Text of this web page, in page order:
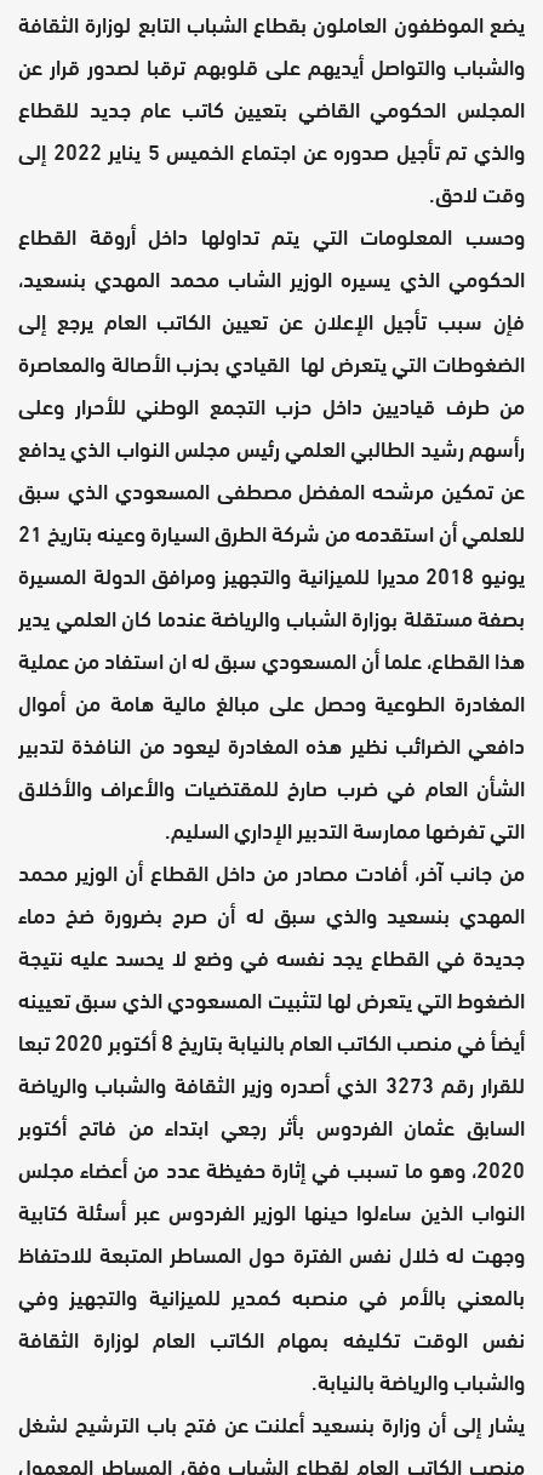
يضع الموظفون العاملون بقطاع الشباب التابع لوزارة الثقافة
والشباب والتواصل أيديهم على قلوبهم ترقبا لصدور قرار عن
المجلس الحكومي القاضي بتعيين كاتب عام جديد للقطاع
والذي تم تأجيل صدوره عن اجتماع الخميس 5 يناير 2022 إلى
وقت لاحق.
وحسب المعلومات التي يتم تداولها داخل أروقة القطاع
الحكومي الذي يسيره الوزير الشاب محمد المهدي بنسعيد،
فإن سبب تأجيل الإعلان عن تعيين الكاتب العام يرجع إلى
الضغوطات التي يتعرض لها القيادي بحزب الأصالة والمعاصرة
من طرف قياديين داخل حزب التجمع الوطني للأحرار وعلى
رأسهم رشيد الطالبي العلمي رئيس مجلس النواب الذي يدافع
عن تمكين مرشحه المفضل مصطفى المسعودي الذي سبق
للعلمي أن استقدمه من شركة الطرق السيارة وعينه بتاريخ 21
يونيو 2018 مديرا للميزانية والتجهيز ومرافق الدولة المسيرة
بصفة مستقلة بوزارة الشباب والرياضة عندما كان العلمي يدير
هذا القطاع، علما أن المسعودي سبق له ان استفاد من عملية
المغادرة الطوعية وحصل على مبالغ مالية هامة من أموال
دافعي الضرائب نظير هذه المغادرة ليعود من النافذة لتدبير
الشأن العام في ضرب صارخ للمقتضيات والأعراف والأخلاق
التي تفرضها ممارسة التدبير الإداري السليم.
من جانب آخر، أفادت مصادر من داخل القطاع أن الوزير محمد
المهدي بنسعيد والذي سبق له أن صرح بضرورة ضخ دماء
جديدة في القطاع يجد نفسه في وضع لا يحسد عليه نتيجة
الضغوط التي يتعرض لها لتثبيت المسعودي الذي سبق تعيينه
أيضأ في منصب الكاتب العام بالنيابة بتاريخ 8 أكتوبر 2020 تبعا
للقرار رقم 3273 الذي أصدره وزير الثقافة والشباب والرياضة
السابق عثمان الفردوس بأثر رجعي ابتداء من فاتح أكتوبر
2020، وهو ما تسبب في إثارة حفيظة عدد من أعضاء مجلس
النواب الذين ساءلوا حينها الوزير الفردوس عبر أسئلة كتابية
وجهت له خلال نفس الفترة حول المساطر المتبعة للاحتفاظ
بالمعني بالأمر في منصبه كمدير للميزانية والتجهيز وفي
نفس الوقت تكليفه بمهام الكاتب العام لوزارة الثقافة
والشباب والرياضة بالنيابة.
يشار إلى أن وزارة بنسعيد أعلنت عن فتح باب الترشيح لشغل
منصب الكاتب العام لقطاع الشباب وفق المساطر المعمول